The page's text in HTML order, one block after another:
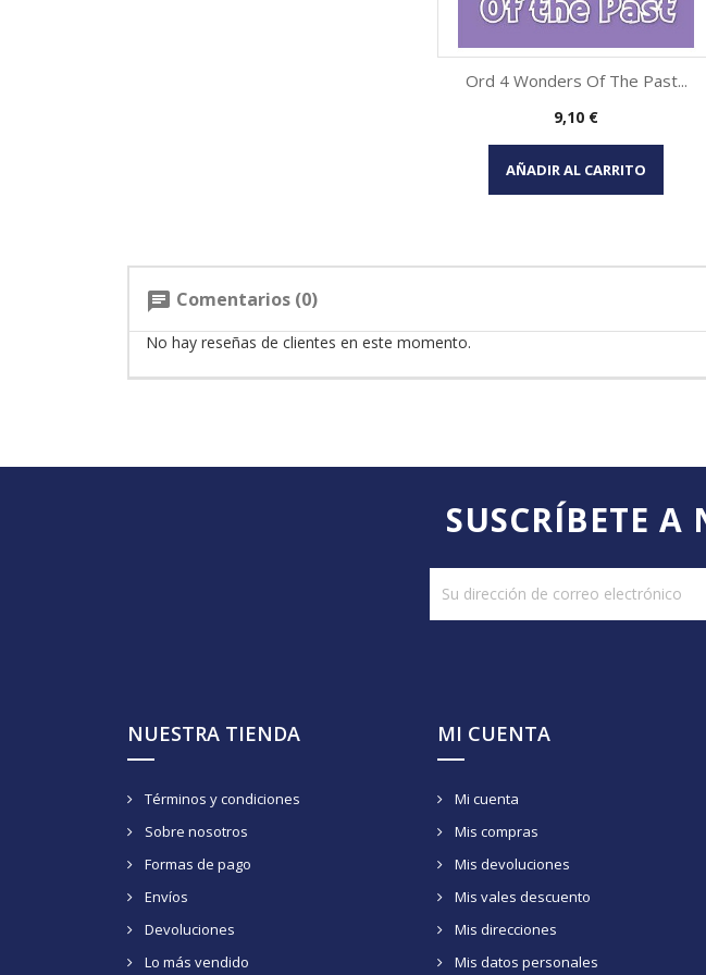
Vista rápida
Ord 4 Wonders Of The Past...
Precio
9,10 €
AÑADIR AL CARRITO
chat Comentarios (0)
No hay reseñas de clientes en este momento.
SUSCRÍBETE A
NUESTRA TIENDA
Términos y condiciones
Sobre nosotros
Formas de pago
Envíos
Devoluciones
Lo más vendido
MI CUENTA
Mi cuenta
Mis compras
Mis devoluciones
Mis vales descuento
Mis direcciones
Mis datos personales